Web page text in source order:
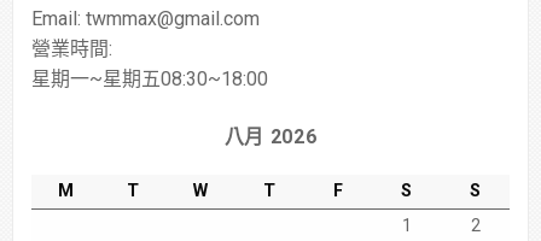
Email: twmmax@gmail.com
營業時間:
星期一~星期五08:30~18:00
八月 2026
M T W T F S
S
1
2